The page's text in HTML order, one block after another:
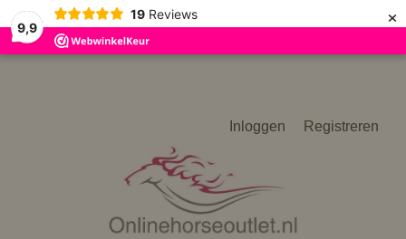
9,9
19 Reviews ×
Inloggen Registreren